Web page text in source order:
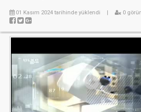
01 Kasım 2024 tarihinde yüklendi 0